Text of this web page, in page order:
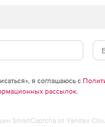
цене.
я соглашаюсь с
рассылок.
SmartCaptcha от Yandex